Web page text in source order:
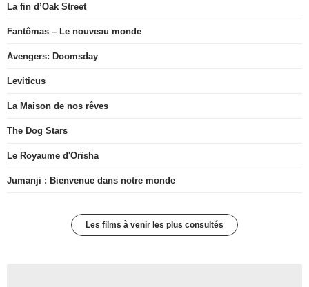
La fin d’Oak Street
Fantômas – Le nouveau monde
Avengers: Doomsday
Leviticus
La Maison de nos rêves
The Dog Stars
Le Royaume d'Orïsha
Jumanji : Bienvenue dans notre monde
Les films à venir les plus consultés